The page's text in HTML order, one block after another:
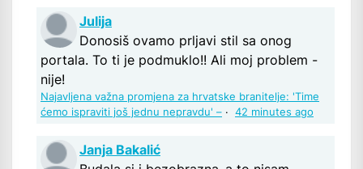
Julija
Donosiš ovamo prljavi stil sa onog
portala. To ti je podmuklo!! Ali moj problem -
nije!
Najavljena važna promjena za hrvatske branitelje: 'Time
ćemo ispraviti još jednu nepravdu' – · 42 minutes ago
Janja Bakalić